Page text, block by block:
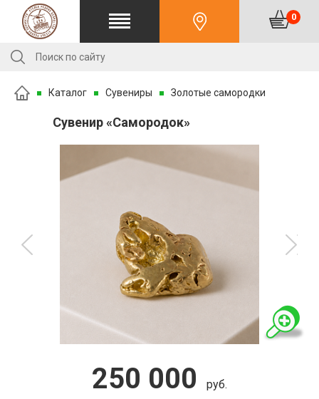
0
Каталог Сувениры Золотые самородки
Сувенир «Самородок»
250 000 руб.